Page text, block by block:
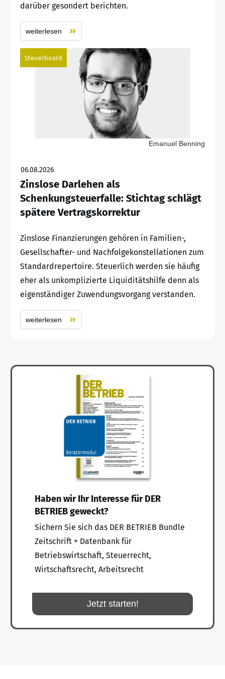
darüber gesondert berichten.
weiterlesen
Steuerboard
Emanuel Benning
06.08.2026
Zinslose Darlehen als
Schenkungsteuerfalle: Stichtag schlägt
spätere Vertragskorrektur
Zinslose Finanzierungen gehören in Familien-,
Gesellschafter- und Nachfolgekonstellationen zum
Standardrepertoire. Steuerlich werden sie häufig
eher als unkomplizierte Liquiditätshilfe denn als
eigenständiger Zuwendungsvorgang verstanden.
weiterlesen
Haben wir Ihr Interesse für DER
BETRIEB geweckt?
Sichern Sie sich das DER BETRIEB Bundle
Zeitschrift + Datenbank für
Betriebswirtschaft, Steuerrecht,
Wirtschaftsrecht, Arbeitsrecht
Jetzt starten!